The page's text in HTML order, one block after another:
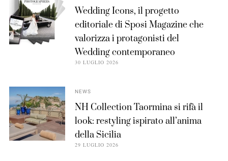
Wedding Icons, il progetto
editoriale di Sposi Magazine che
valorizza i protagonisti del
Wedding contemporaneo
30 LUGLIO 2026
NEWS
NH Collection Taormina si rifà il
look: restyling ispirato all’anima
della Sicilia
29 LUGLIO 2026